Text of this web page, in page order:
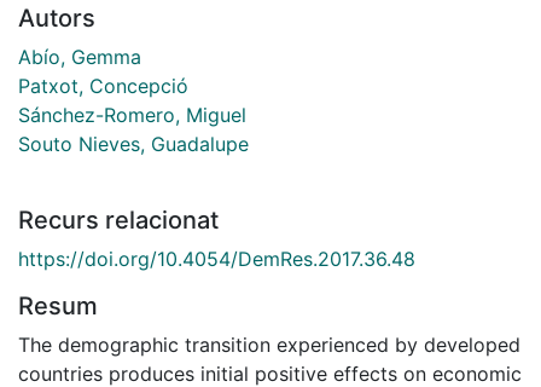
Autors
Abío, Gemma
Patxot, Concepció
Sánchez-Romero, Miguel
Souto Nieves, Guadalupe
Recurs relacionat
https://doi.org/10.4054/DemRes.2017.36.48
Resum
The demographic transition experienced by developed
countries produces initial positive effects on economic